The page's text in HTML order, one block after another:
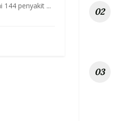
144 penyakit ...